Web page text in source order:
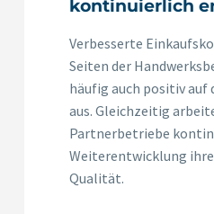
kontinuierlich
Verbesserte
Seiten der
häufig auch positiv
aus. Gleichzeitig
Partnerbetriebe
Weiterentwicklung
Qualität.